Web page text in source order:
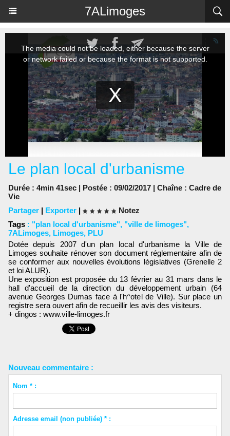
7ALimoges
Le plan local d'urbanisme
Durée : 4min 41sec | Postée : 09/02/2017 | Chaîne : Cadre de
Vie
Partager | Exporter |
Notez
Tags : "plan local d'urbanisme", "ville de limoges",
7ALimoges, Limoges, PLU
Dotée depuis 2007 d'un plan local d'urbanisme la Ville de
Limoges souhaite rénover son document réglementaire afin de
se conformer aux nouvelles évolutions législatives (Grenelle 2
et loi ALUR).
Une exposition est proposée du 13 février au 31 mars dans le
hall d'accueil de la direction du développement urbain (64
avenue Georges Dumas face à l'h^otel de Ville). Sur place un
registre sera ouvert afin de recueillir les avis des visiteurs.
+ dingos : www.ville-limoges.fr
Nouveau commentaire :
Nom * :
Adresse email (non publiée) * :